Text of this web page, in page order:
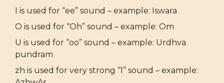
I is used for “ee” sound – example: Iswara
O is used for “Oh” sound – example: Om
U is used for “oo” sound – example: Urdhva
pundram
zh is used for very strong “l” sound – example: